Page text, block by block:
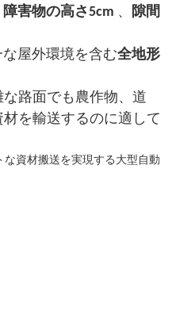
障害物の高さ5cm 、
隙間
屋外環境を含む全地形
路面でも農作物、道
を輸送するのに適して